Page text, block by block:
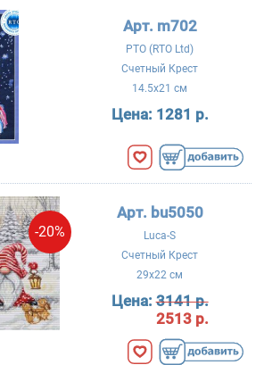
Арт. m702
РТО (RTO Ltd)
Счетный Крест
14.5x21 см
Цена: 1281 р.
-20%
Арт. bu5050
Luca-S
Счетный Крест
29x22 см
Цена:3141 р.
2513 р.